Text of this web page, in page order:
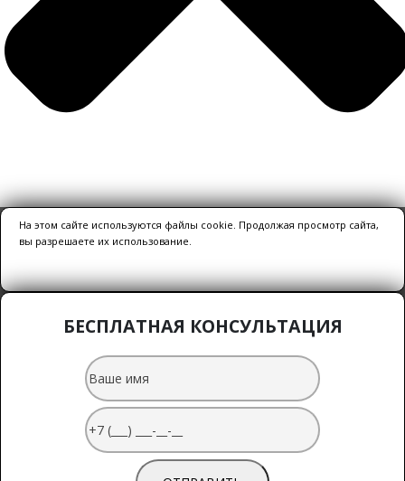
На этом сайте используются файлы cookie. Продолжая просмотр сайта,
вы разрешаете их использование.
БЕСПЛАТНАЯ КОНСУЛЬТАЦИЯ